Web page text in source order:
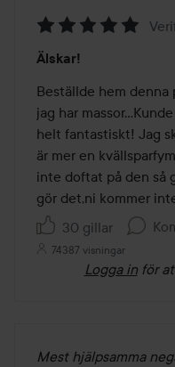
5
av
5
Älskar!
Beställde hem denna
jag har
helt fantastiskt! Jag
är mer en
inte doftat på den så
gör det,ni kommer
30 gillar
74387 visningar
Logga in för
Mest hjälpsamma